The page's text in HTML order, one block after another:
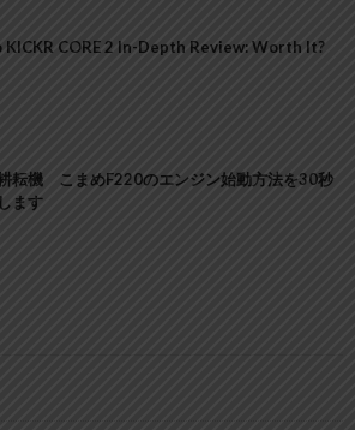
KICKR CORE 2 In-Depth Review: Worth It?
耘機 こまめF220のエンジン始動方法を30秒
ます